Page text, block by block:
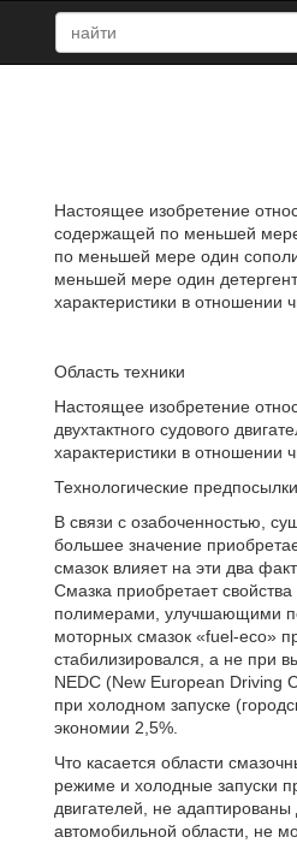
Настоящее изобретение
содержащей по меньшей
по меньшей мере один
меньшей мере один
характеристики в отношении
Область техники
Настоящее изобретение
двухтактного судового
характеристики в отношении
Технологические
В связи с озабоченностью,
большее значение
смазок влияет на эти два
Смазка приобретает
полимерами, улучшающими
моторных смазок «fuel-eco»
стабилизировался, а не при
NEDC (New European Driving
при холодном запуске
экономии 2,5%.
Что касается области
режиме и холодные запуски
двигателей, не адаптированы
автомобильной области, не